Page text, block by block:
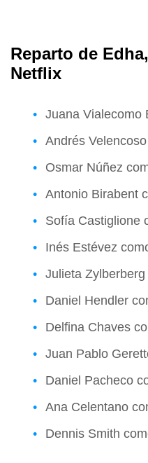
Reparto de
Netflix
Juana Vialecomo
Andrés
Osmar Núñez
Antonio Birabent
Sofía Castiglione
Inés Estévez
Julieta
Daniel Hendler
Delfina Chaves
Juan Pablo
Daniel Pacheco
Ana Celentano
Dennis Smith